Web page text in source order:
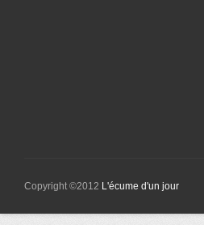
Copyright ©2012 L'écume d'un jour